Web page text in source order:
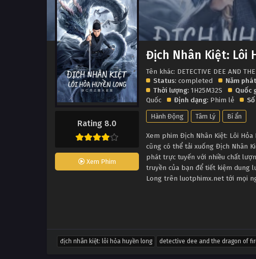
Rating 8.0
Xem Phim
Địch Nhân Kiệt: Lôi
Tên khác: DETECTIVE DEE AND
Status: completed Năm
Thời lượng: 1H25M32S Quốc
Quốc
Định dạng: Phim lẻ
Hành Động Tâm Lý Bí ẩn
Xem phim Địch Nhân Kiệt: Lôi
cũng có thể tải xuống Địch Nhân
phát trực tuyến với nhiều chất
truyền của bạn để tiết kiệm dung
Long trên luotphimx.net tới mọi
địch nhân kiệt: lôi hỏa huyền long detective dee and the dragon of